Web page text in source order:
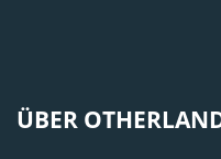
ÜBER